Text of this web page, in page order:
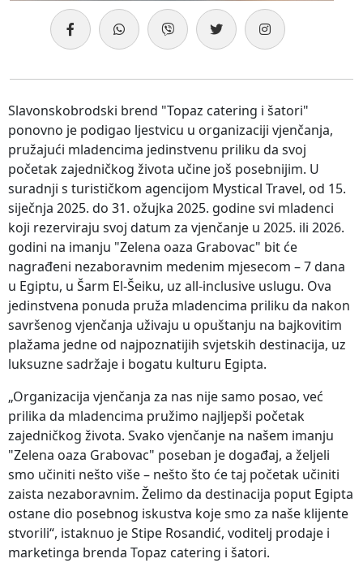
Slavonskobrodski brend "Topaz catering i šatori"
ponovno je podigao ljestvicu u organizaciji vjenčanja,
pružajući mladencima jedinstvenu priliku da svoj
početak zajedničkog života učine još posebnijim. U
suradnji s turističkom agencijom Mystical Travel, od 15.
siječnja 2025. do 31. ožujka 2025. godine svi mladenci
koji rezerviraju svoj datum za vjenčanje u 2025. ili 2026.
godini na imanju "Zelena oaza Grabovac" bit će
nagrađeni nezaboravnim medenim mjesecom – 7 dana
u Egiptu, u Šarm El-Šeiku, uz all-inclusive uslugu. Ova
jedinstvena ponuda pruža mladencima priliku da nakon
savršenog vjenčanja uživaju u opuštanju na bajkovitim
plažama jedne od najpoznatijih svjetskih destinacija, uz
luksuzne sadržaje i bogatu kulturu Egipta.
„Organizacija vjenčanja za nas nije samo posao, već
prilika da mladencima pružimo najljepši početak
zajedničkog života. Svako vjenčanje na našem imanju
"Zelena oaza Grabovac" poseban je događaj, a željeli
smo učiniti nešto više – nešto što će taj početak učiniti
zaista nezaboravnim. Želimo da destinacija poput Egipta
ostane dio posebnog iskustva koje smo za naše klijente
stvorili“, istaknuo je Stipe Rosandić, voditelj prodaje i
marketinga brenda Topaz catering i šatori.